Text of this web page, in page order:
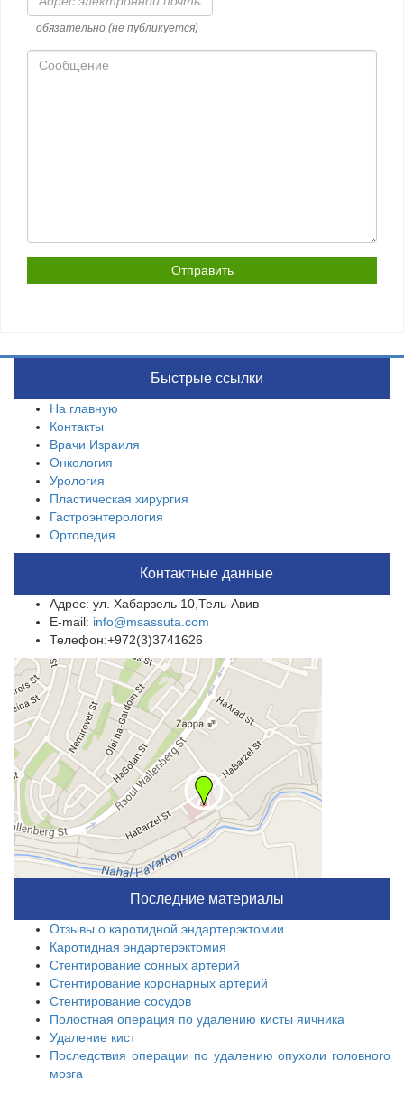
электронной
почты
обязательно (не публикуется)
Сообщение
Быстрые ссылки
На главную
Контакты
Врачи Израиля
Онкология
Урология
Пластическая хирургия
Гастроэнтерология
Ортопедия
Контактные данные
Адрес: ул. Хабарзель 10,Тель-Авив
E-mail: info@msassuta.com
Телефон:+972(3)3741626
Последние материалы
Отзывы о каротидной эндартерэктомии
Каротидная эндартерэктомия
Стентирование сонных артерий
Стентирование коронарных артерий
Стентирование сосудов
Полостная операция по удалению кисты яичника
Удаление кист
Последствия операции по удалению опухоли головного
мозга